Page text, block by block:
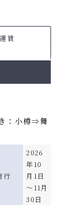
、必ずお問合
運賃
：小樽⇒舞
行
2026
年10
月1日
～11月
30日